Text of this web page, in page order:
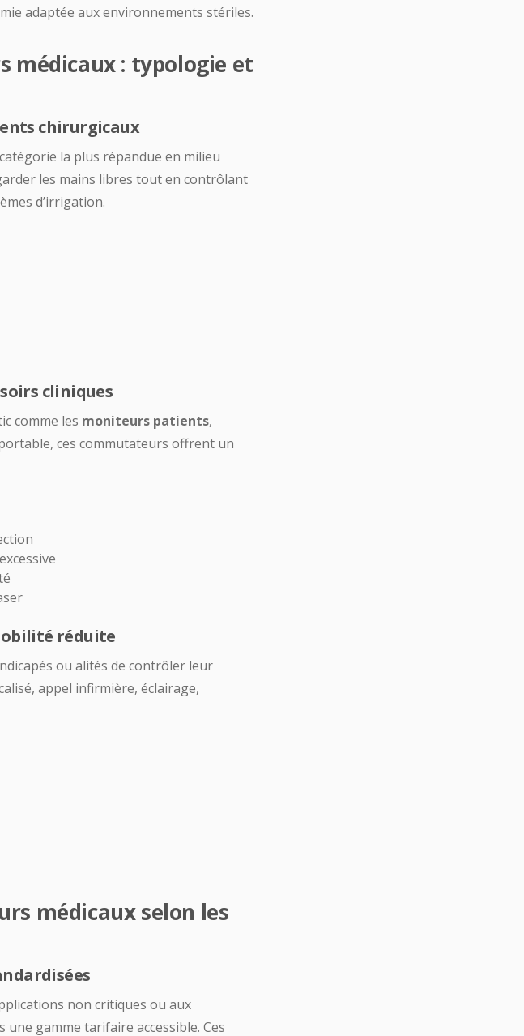
adaptée aux environnements stériles.
médicaux : typologie et
chirurgicaux
la plus répandue en milieu
les mains libres tout en contrôlant
d’irrigation.
cliniques
comme les moniteurs patients,
ces commutateurs offrent un
réduite
ou alités de contrôler leur
appel infirmière, éclairage,
médicaux selon les
non critiques ou aux
gamme tarifaire accessible. Ces